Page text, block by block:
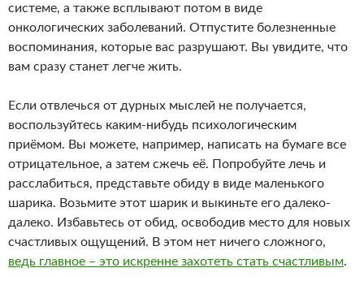
системе, а также всплывают потом в виде
онкологических заболеваний. Отпустите болезненные
воспоминания, которые вас разрушают. Вы увидите, что
вам сразу станет легче жить.
Если отвлечься от дурных мыслей не получается,
воспользуйтесь каким-нибудь психологическим
приёмом. Вы можете, например, написать на бумаге все
отрицательное, а затем сжечь её. Попробуйте лечь и
расслабиться, представьте обиду в виде маленького
шарика. Возьмите этот шарик и выкиньте его далеко-
далеко. Избавьтесь от обид, освободив место для новых
счастливых ощущений. В этом нет ничего сложного,
ведь главное – это искренне захотеть стать счастливым.